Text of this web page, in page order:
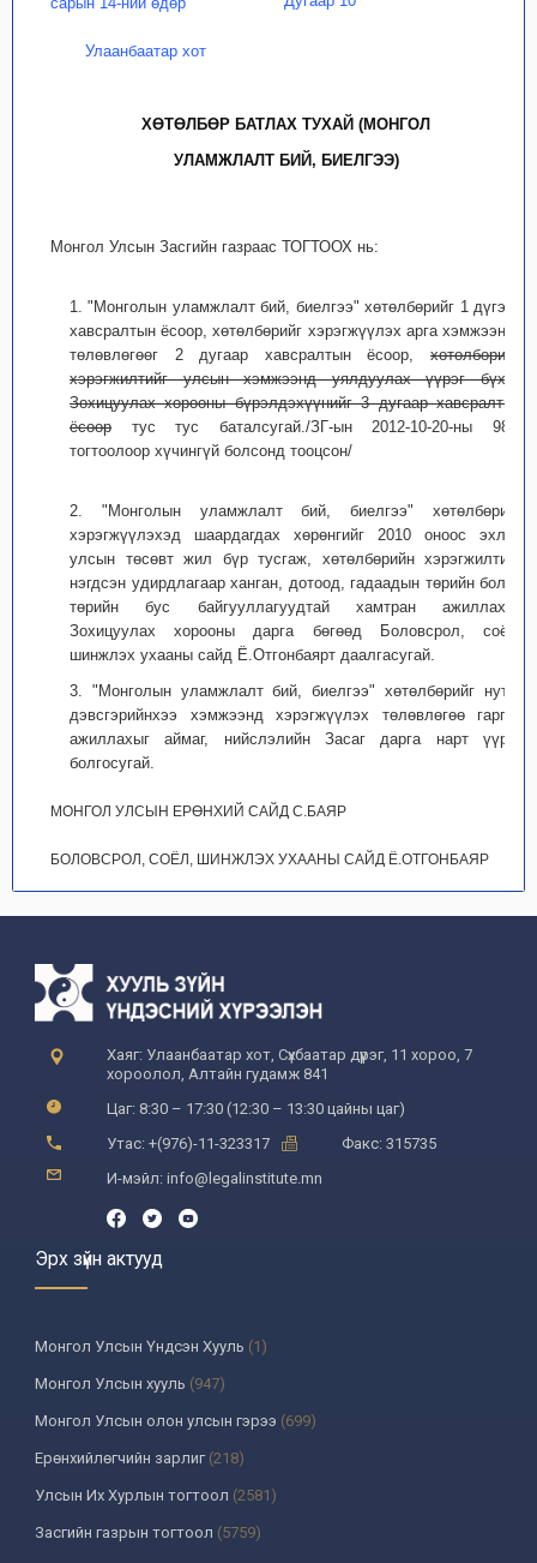
Улаанбаатар хот
ХӨТӨЛБӨР БАТЛАХ ТУХАЙ (МОНГОЛ
УЛАМЖЛАЛТ БИЙ, БИЕЛГЭЭ)
Монгол Улсын Засгийн газраас ТОГТООХ нь:
1. "Монголын уламжлалт бий, биелгээ" хөтөлбөрийг 1 дүгээр
хавсралтын ёсоор, хөтөлбөрийг хэрэгжүүлэх арга хэмжээний
төлөвлөгөөг 2 дугаар хавсралтын ёсоор, хөтөлбөрийн
хэрэгжилтийг улсын хэмжээнд уялдуулах үүрэг бүхий
Зохицуулах хорооны бүрэлдэхүүнийг 3 дугаар хавсралтын
ёсоор тус тус баталсугай./ЗГ-ын 2012-10-20-ны 98-р
тогтоолоор хүчингүй болсонд тооцсон/
2. "Монголын уламжлалт бий, биелгээ" хөтөлбөрийг
хэрэгжүүлэхэд шаардагдах хөрөнгийг 2010 оноос эхлэн
улсын төсөвт жил бүр тусгаж, хөтөлбөрийн хэрэгжилтийг
нэгдсэн удирдлагаар ханган, дотоод, гадаадын төрийн болон
төрийн бус байгууллагуудтай хамтран ажиллахыг
Зохицуулах хорооны дарга бөгөөд Боловсрол, соёл,
шинжлэх ухааны сайд Ё.Отгонбаярт даалгасугай.
3. "Монголын уламжлалт бий, биелгээ" хөтөлбөрийг нутаг
дэвсгэрийнхээ хэмжээнд хэрэгжүүлэх төлөвлөгөө гарган
ажиллахыг аймаг, нийслэлийн Засаг дарга нарт үүрэг
болгосугай.
МОНГОЛ УЛСЫН ЕРӨНХИЙ САЙД С.БАЯР
БОЛОВСРОЛ, СОЁЛ, ШИНЖЛЭХ УХААНЫ САЙД Ё.ОТГОНБАЯР
Хаяг: Улаанбаатар хот, Сүхбаатар дүүрэг, 11 хороо, 7
хороолол, Алтайн гудамж 841
Цаг: 8:30 – 17:30 (12:30 – 13:30 цайны цаг)
Утас: +(976)-11-323317
Факс: 315735
И-мэйл: info@legalinstitute.mn
Эрх зүйн актууд
Монгол Улсын Үндсэн Хууль (1)
Монгол Улсын хууль (947)
Монгол Улсын олон улсын гэрээ (699)
Ерөнхийлөгчийн зарлиг(218)
Улсын Их Хурлын тогтоол (2581)
Засгийн газрын тогтоол (5759)